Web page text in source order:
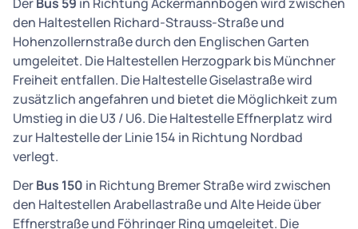
den Haltestellen Richard-Strauss-Straße und
Hohenzollernstraße durch den Englischen Garten
umgeleitet. Die Haltestellen Herzogpark bis Münchner
Freiheit entfallen. Die Haltestelle Giselastraße wird
zusätzlich angefahren und bietet die Möglichkeit zum
Umstieg in die U3 / U6. Die Haltestelle Effnerplatz wird
zur Haltestelle der Linie 154 in Richtung Nordbad
verlegt.
DerBus 150 in Richtung Bremer Straße wird zwischen
den Haltestellen Arabellastraße und Alte Heide über
Effnerstraße und Föhringer Ring umgeleitet. Die